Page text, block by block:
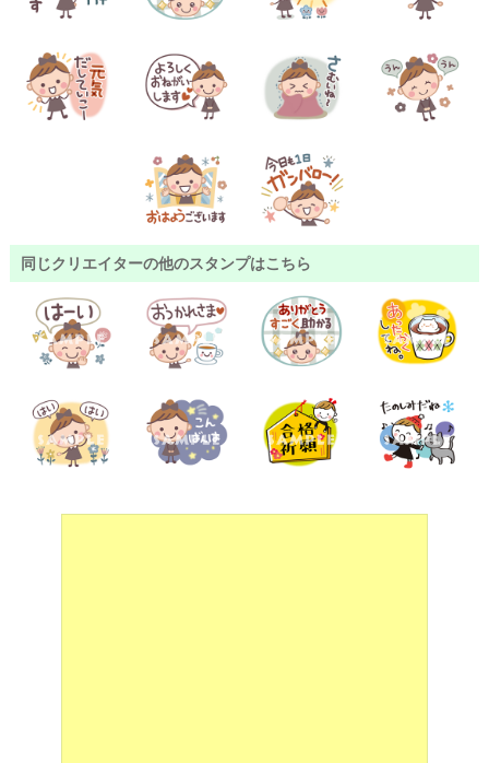
同じクリエイターの他のスタンプはこちら